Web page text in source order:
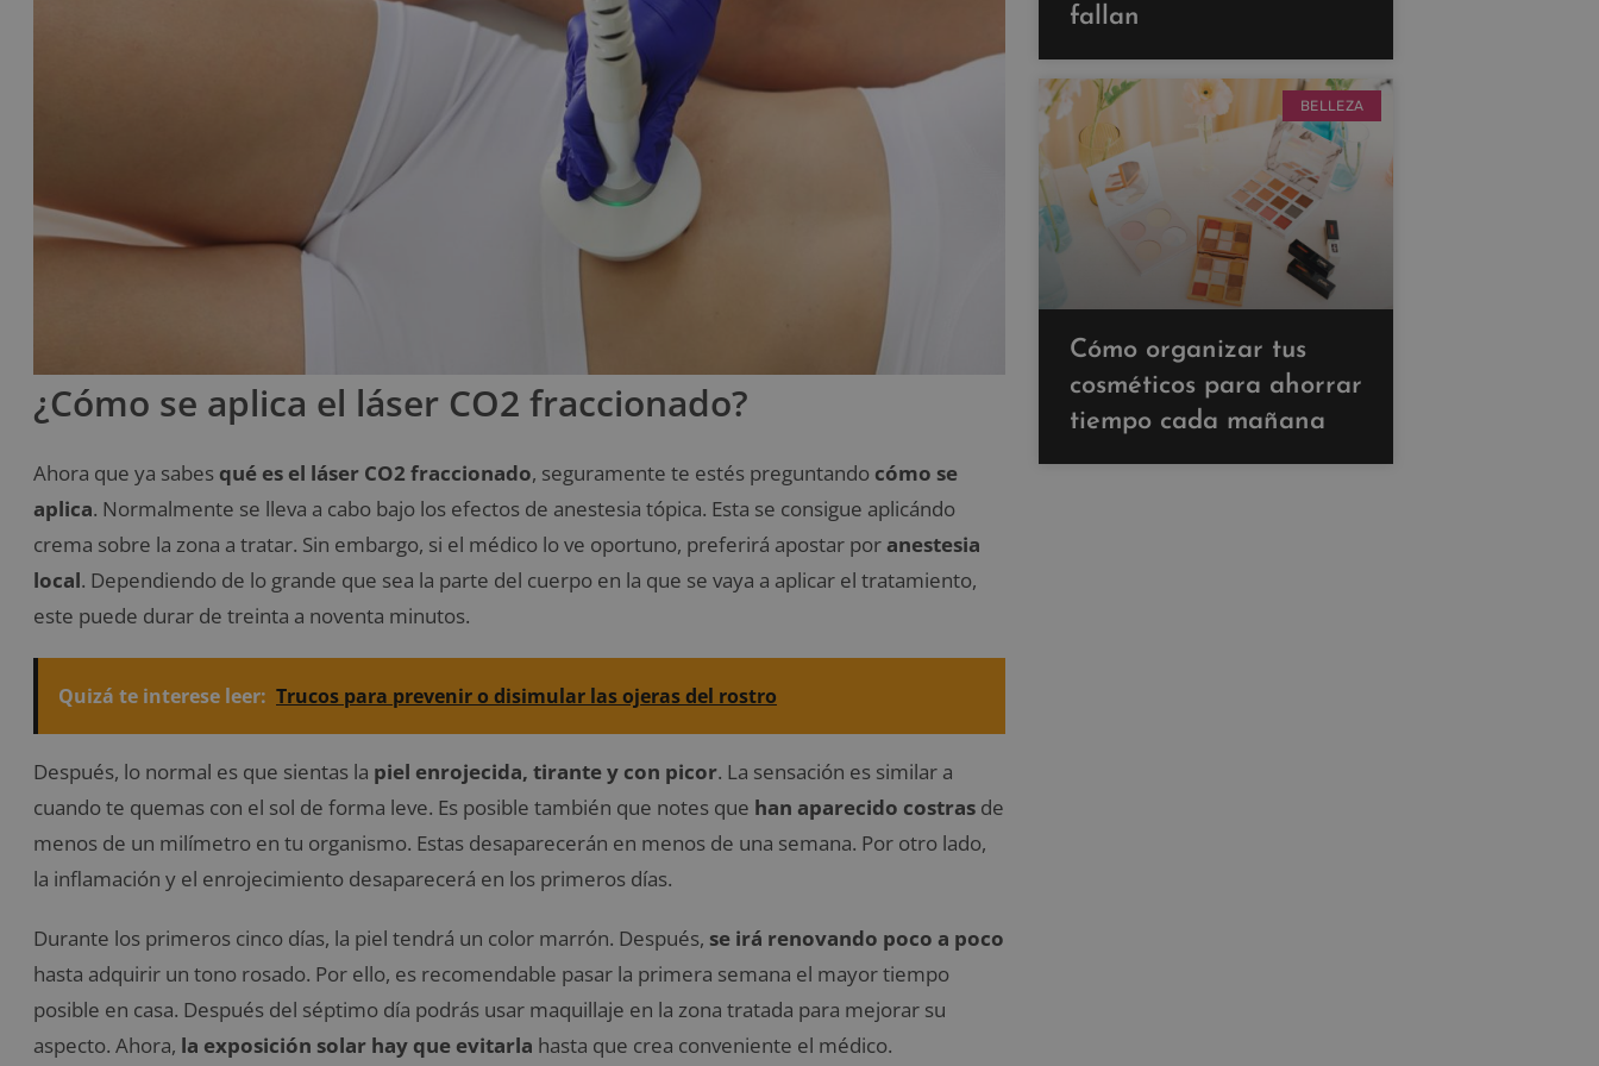
¿Cómo se aplica el láser CO2 fraccionado?
Ahora que ya sabes qué es el láser CO2 fraccionado, seguramente te estés preguntando cómo se
aplica. Normalmente se lleva a cabo bajo los efectos de anestesia tópica. Esta se consigue aplicándo
crema sobre la zona a tratar. Sin embargo, si el médico lo ve oportuno, preferirá apostar por anestesia
local. Dependiendo de lo grande que sea la parte del cuerpo en la que se vaya a aplicar el tratamiento,
este puede durar de treinta a noventa minutos.
Quizá te interese leer: Trucos para prevenir o disimular las ojeras del rostro
Después, lo normal es que sientas la piel enrojecida, tirante y con picor. La sensación es similar a
cuando te quemas con el sol de forma leve. Es posible también que notes que han aparecido costras de
menos de un milímetro en tu organismo. Estas desaparecerán en menos de una semana. Por otro lado,
la inflamación y el enrojecimiento desaparecerá en los primeros días.
Durante los primeros cinco días, la piel tendrá un color marrón. Después, se irá renovando poco a poco
hasta adquirir un tono rosado. Por ello, es recomendable pasar la primera semana el mayor tiempo
posible en casa. Después del séptimo día podrás usar maquillaje en la zona tratada para mejorar su
aspecto. Ahora, la exposición solar hay que evitarla hasta que crea conveniente el médico.
fallan
BELLEZA
Cómo organizar tus
cosméticos para ahorrar
tiempo cada mañana